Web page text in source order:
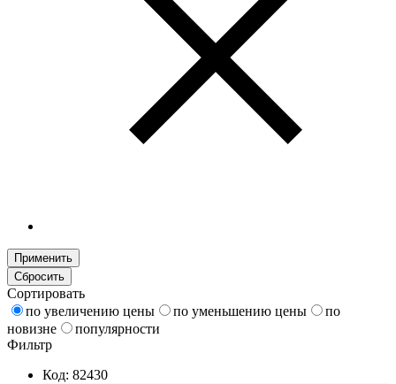
Применить
Сбросить
Сортировать
по увеличению цены
по уменьшению цены
по
новизне
популярности
Фильтр
Код: 82430